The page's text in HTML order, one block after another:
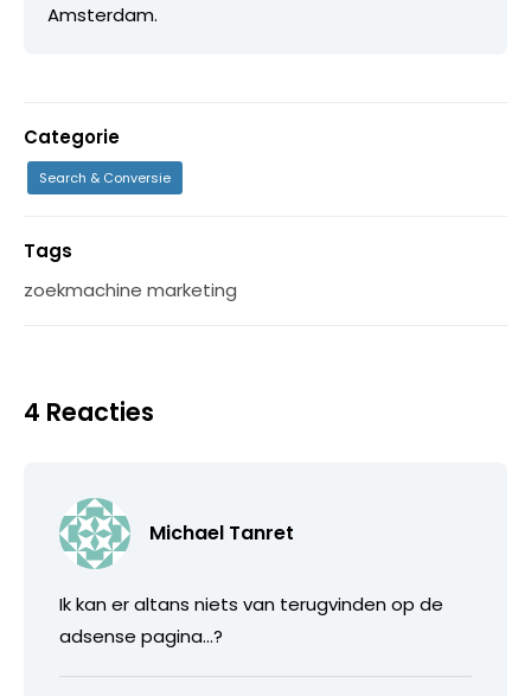
Amsterdam.
Categorie
Search & Conversie
Tags
zoekmachine marketing
4 Reacties
Michael Tanret
Ik kan er altans niets van terugvinden op de
adsense pagina…?